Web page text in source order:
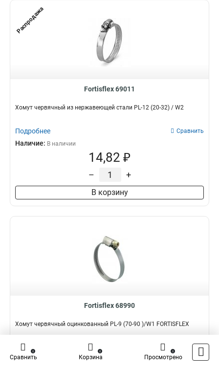
Распродажа
Fortisflex 69011
Хомут червячный из нержавеющей стали PL-12 (20-32) / W2
Подробнее Сравнить
Наличие: В наличии
14,82 ₽
– +
В корзину
Fortisflex 68990
Хомут червячный оцинкованный PL-9 (70-90 )/W1 FORTISFLEX
Подробнее Сравнить
Наличие:
Сравнить
0
Корзина
0
Просмотрено
0